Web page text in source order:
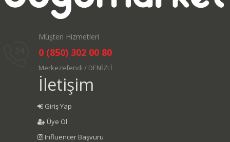
Müşteri Hizmetleri
0 (850) 302 00 80
Merkezefendi / DENİZLİ
İletişim
Giriş Yap
Üye Ol
Influencer Başvuru